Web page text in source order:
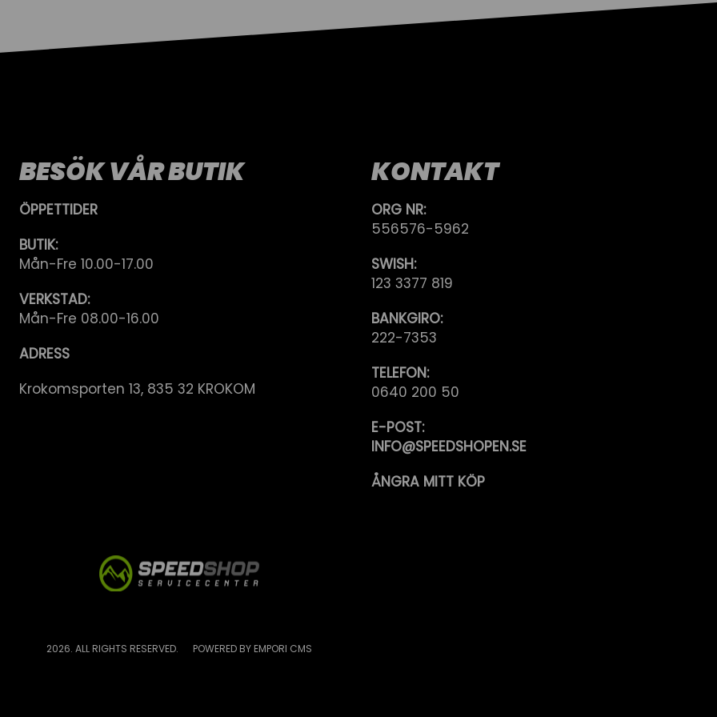
BESÖK VÅR BUTIK
ÖPPETTIDER
BUTIK:
Mån-Fre 10.00-17.00
VERKSTAD:
Mån-Fre 08.00-16.00
ADRESS
Krokomsporten 13, 835 32 KROKOM
KONTAKT
ORG NR:
556576-5962
SWISH:
123 3377 819
BANKGIRO:
222-7353
TELEFON:
0640 200 50
E-POST:
INFO@SPEEDSHOPEN.SE
ÅNGRA MITT KÖP
2026. ALL RIGHTS RESERVED. POWERED BY EMPORI CMS